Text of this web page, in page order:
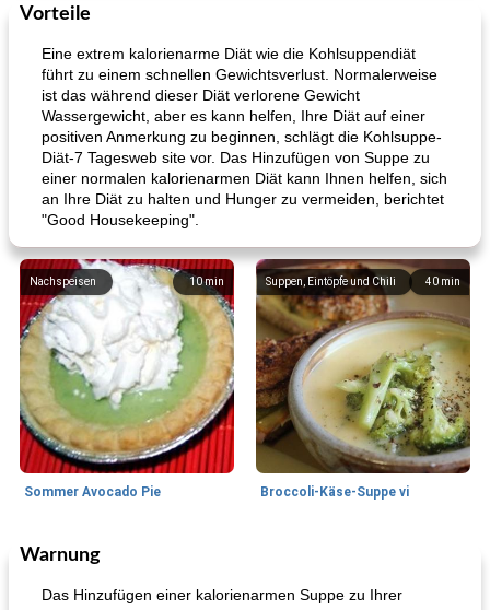
Vorteile
Eine extrem kalorienarme Diät wie die Kohlsuppendiät
führt zu einem schnellen Gewichtsverlust. Normalerweise
ist das während dieser Diät verlorene Gewicht
Wassergewicht, aber es kann helfen, Ihre Diät auf einer
positiven Anmerkung zu beginnen, schlägt die Kohlsuppe-
Diät-7 Tagesweb site vor. Das Hinzufügen von Suppe zu
einer normalen kalorienarmen Diät kann Ihnen helfen, sich
an Ihre Diät zu halten und Hunger zu vermeiden, berichtet
"Good Housekeeping".
10min
Nachspeisen
Sommer Avocado Pie
40 min
Suppen, Eintöpfe und Chili
Broccoli-Käse-Suppe vi
Kurs
Warnung
Das Hinzufügen einer kalorienarmen Suppe zu Ihrer